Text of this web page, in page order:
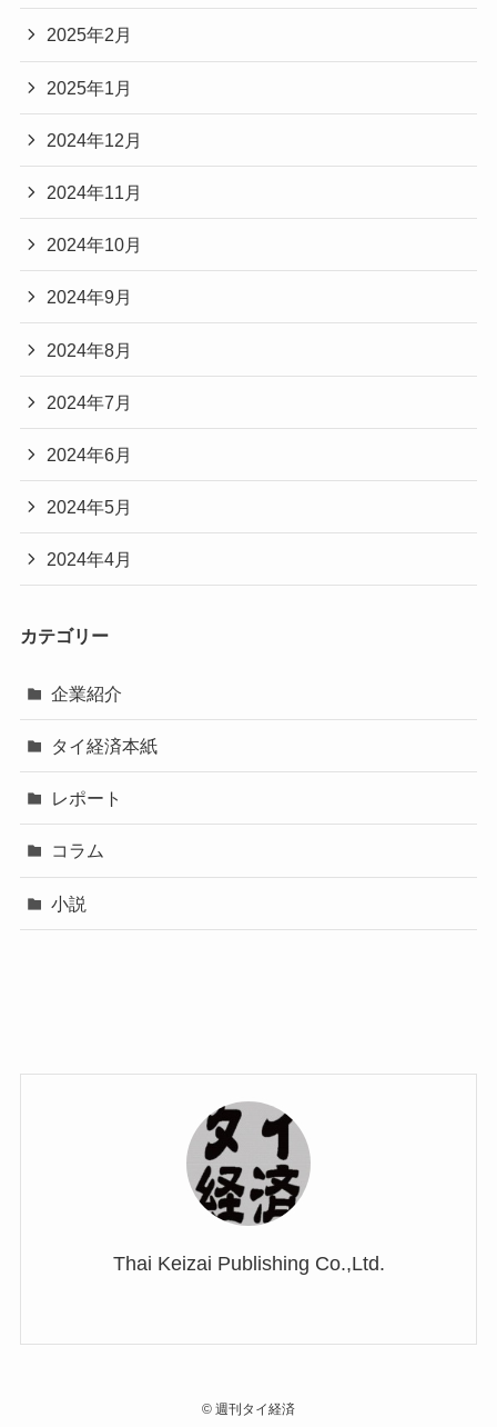
2025年2月
2025年1月
2024年12月
2024年11月
2024年10月
2024年9月
2024年8月
2024年7月
2024年6月
2024年5月
2024年4月
カテゴリー
企業紹介
タイ経済本紙
レポート
コラム
小説
Thai Keizai Publishing Co.,Ltd.
© 週刊タイ経済